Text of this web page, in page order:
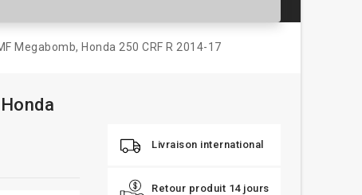
Megabomb, Honda 250 CRF R 2014-17
Livraison international
Retour produit 14 jours